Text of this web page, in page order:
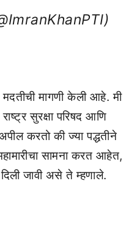
मागणी केली आहे. मी
सुरक्षा परिषद आणि
करतो की ज्या पद्धतीने
सामना करत आहेत,
जावी असे ते म्हणाले.